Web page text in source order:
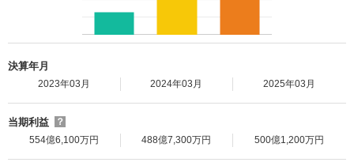
決算年月
2023年03月 2024年03月 2025年03月
当期利益
？
554億6,100万円
488億7,300万円 500億1,200万円